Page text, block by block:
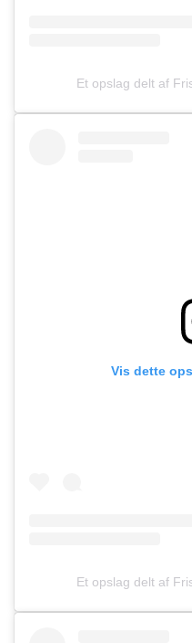
Et opslag delt af
Vis dette
Et opslag delt af